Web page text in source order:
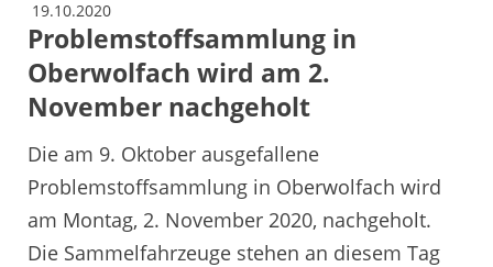
19.10.2020
Problemstoffsammlung in
Oberwolfach wird am 2.
November nachgeholt
Die am 9. Oktober ausgefallene
Problemstoffsammlung in Oberwolfach wird
am Montag, 2. November 2020, nachgeholt.
Die Sammelfahrzeuge stehen an diesem Tag